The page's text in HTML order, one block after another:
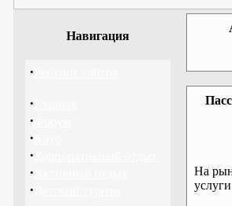
Навигация
·
·
·
·
·
·
·
На